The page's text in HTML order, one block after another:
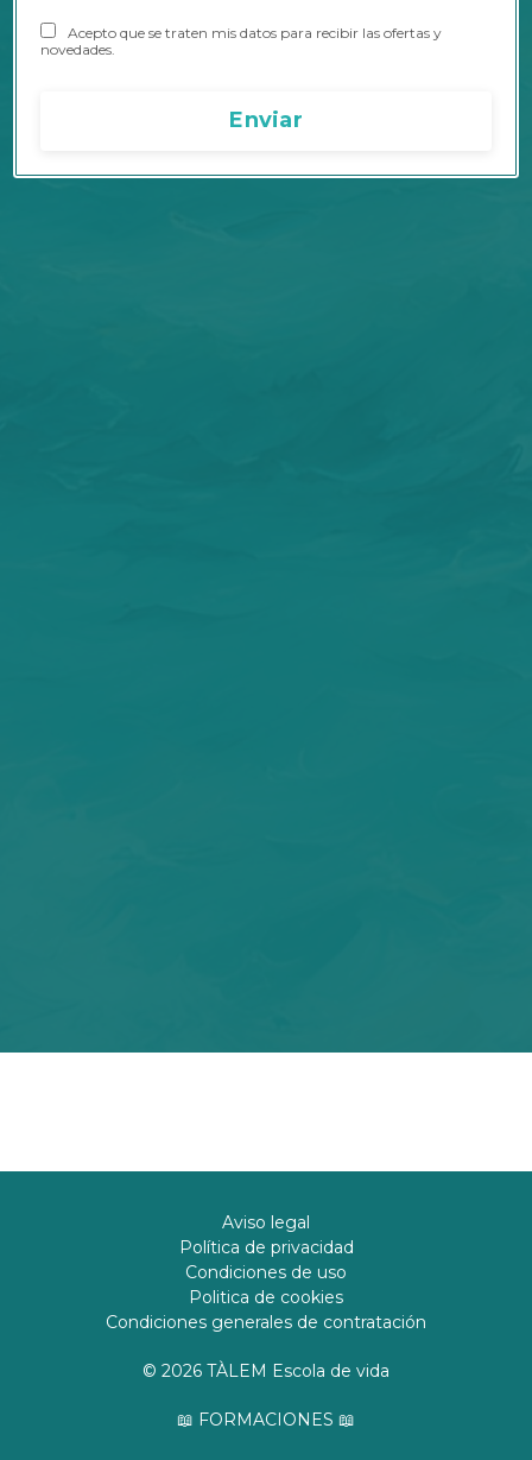
Acepto que se traten mis datos para recibir las ofertas y
novedades.
Enviar
Aviso legal
Política de privacidad
Condiciones de uso
Politica de cookies
Condiciones generales de contratación
© 2026 TÀLEM Escola de vida
📖 FORMACIONES 📖